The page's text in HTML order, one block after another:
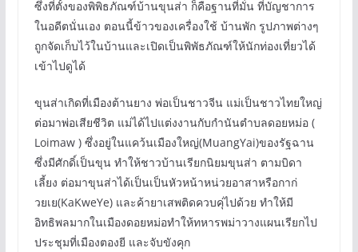
ซึ่งที่ตั้งของพิพิธภัณฑ์บ้านขุนส่า ก็คือฐานที่มั่น ที่บัญชาการ
ในอดีตนั่นเอง ตอนนี้ข้าวของเครื่องใช้ บ้านพัก รูปภาพต่างๆ
ถูกจัดเก็บไว้ในบ้านและเปิดเป็นพิพัธภัณฑ์ให้นักท่องเที่ยวได้
เข้าไปดูได้
ขุนส่าเกิดที่เมืองต้านยาง พ่อเป็นชาวจีน แม่เป็นชาวไทยใหญ่
ต่อมาพ่อเสียชีวิต แม่ได้ไปแต่งงานกับกำนันตำบลดอยหม่อ (
Loimaw ) ซึ่งอยู่ในแคว้นเมืองใหญ่(MuangYai)ของรัฐฉาน
ซึ่งมีศักดิ์เป็นขุน ทำให้ชาวบ้านเรียกนิยมขุนส่า ตามบิดา
เลี้ยง ต่อมาขุนส่าได้เป็นเป็นหัวหน้าหน่วยอาสาหรือกาก่
วยเย(KaKweYe) และค้ายาเสพติดควบคุ่ไปด้วย ทำให้มี
อิทธิพลมากในเมืองดอยหม่อทำให้ทหารพม่าวางแผนเรียกไป
ประชุมที่เมืองตองยี และจับขังคุก